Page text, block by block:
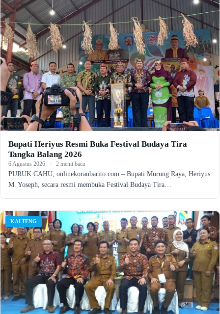
Bupati Heriyus Resmi Buka Festival Budaya Tira
Tangka Balang 2026
6 Agustus 2026 · 2 menit baca
PURUK CAHU, onlinekoranbarito.com – Bupati Murung Raya, Heriyus
M. Yoseph, secara resmi membuka Festival Budaya Tira…
KALTENG